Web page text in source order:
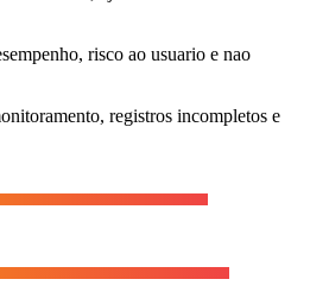
risco ao usuario e nao
registros incompletos e